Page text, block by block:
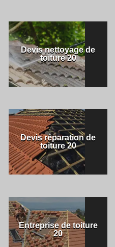
Devis nettoyage de
toiture 20
Devis réparation de
toiture 20
Entreprise de toiture
20